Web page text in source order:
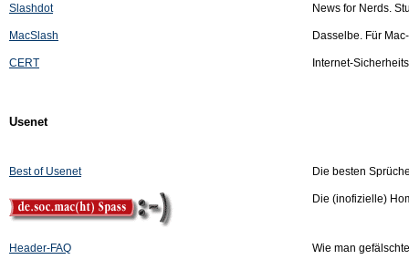
Slashdot News for Nerds.
MacSlash Dasselbe. Für
CERT Internet-
Usenet
Best of Usenet Die besten
Die (inofizielle)
Header-FAQ Wie man